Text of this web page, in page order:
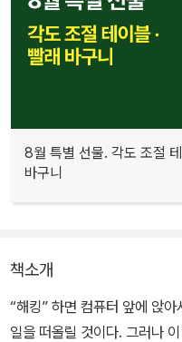
8월 특별 선물. 각도 조절
바구니
책소개
“해킹” 하면 컴퓨터 앞에 앉
일을 떠올릴 것이다. 그러나